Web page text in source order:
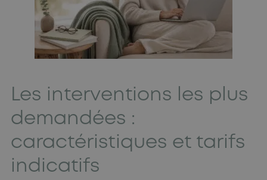
Les interventions les plus
demandées :
caractéristiques et tarifs
indicatifs